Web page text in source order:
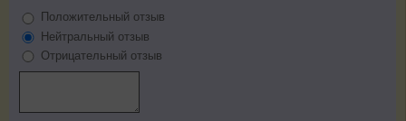
Положительный отзыв
Нейтральный отзыв
Отрицательный отзыв